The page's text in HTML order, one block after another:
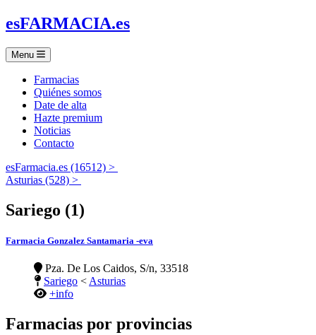
esFARMACIA.es
Menu
Farmacias
Quiénes somos
Date de alta
Hazte premium
Noticias
Contacto
esFarmacia.es (16512) >
Asturias (528) >
Sariego (1)
Farmacia Gonzalez Santamaria -eva
Pza. De Los Caidos, S/n, 33518
Sariego < Asturias
+info
Farmacias por provincias